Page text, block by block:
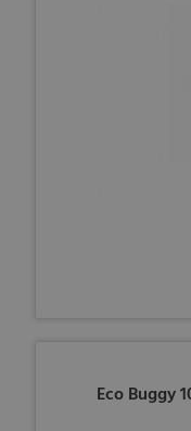
Eco Buggy